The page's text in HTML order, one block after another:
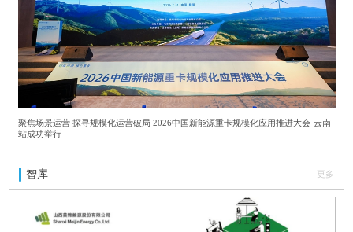
聚焦场景运营 探寻规模化运营破局 2026中国新能源重卡规模化应用推进大会·云南
站成功举行
智库 更多